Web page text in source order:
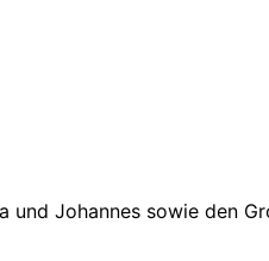
Johannes sowie den